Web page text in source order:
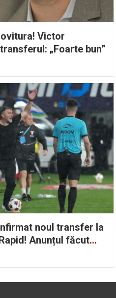
Victor
„Foarte bun”
noul transfer la
Anunțul făcut
Pitu | Sport.ro